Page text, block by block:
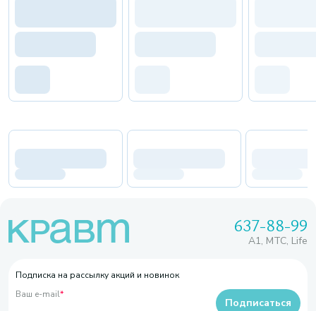
637-88-99
A1, МТС, Life
Подписка на рассылку акций и новинок
Ваш e-mail*
Подписаться